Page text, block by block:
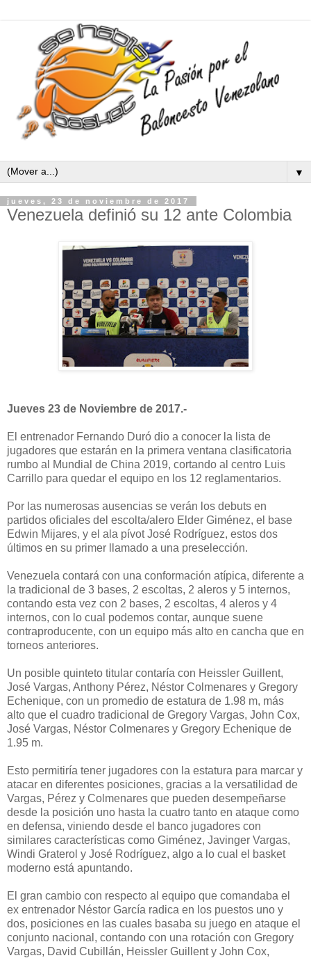
▼
jueves, 23 de noviembre de 2017
Venezuela definió su 12 ante Colombia
Jueves 23 de Noviembre de 2017.-
El entrenador Fernando Duró dio a conocer la lista de
jugadores que estarán en la primera ventana clasificatoria
rumbo al Mundial de China 2019, cortando al centro Luis
Carrillo para quedar el equipo en los 12 reglamentarios.
Por las numerosas ausencias se verán los debuts en
partidos oficiales del escolta/alero Elder Giménez, el base
Edwin Mijares, y el ala pívot José Rodríguez, estos dos
últimos en su primer llamado a una preselección.
Venezuela contará con una conformación atípica, diferente a
la tradicional de 3 bases, 2 escoltas, 2 aleros y 5 internos,
contando esta vez con 2 bases, 2 escoltas, 4 aleros y 4
internos, con lo cual podemos contar, aunque suene
contraproducente, con un equipo más alto en cancha que en
torneos anteriores.
Un posible quinteto titular contaría con Heissler Guillent,
José Vargas, Anthony Pérez, Néstor Colmenares y Gregory
Echenique, con un promedio de estatura de 1.98 m, más
alto que el cuadro tradicional de Gregory Vargas, John Cox,
José Vargas, Néstor Colmenares y Gregory Echenique de
1.95 m.
Esto permitiría tener jugadores con la estatura para marcar y
atacar en diferentes posiciones, gracias a la versatilidad de
Vargas, Pérez y Colmenares que pueden desempeñarse
desde la posición uno hasta la cuatro tanto en ataque como
en defensa, viniendo desde el banco jugadores con
similares características como Giménez, Javinger Vargas,
Windi Graterol y José Rodríguez, algo a lo cual el basket
moderno está apuntando.
El gran cambio con respecto al equipo que comandaba el
ex entrenador Néstor García radica en los puestos uno y
dos, posiciones en las cuales basaba su juego en ataque el
conjunto nacional, contando con una rotación con Gregory
Vargas, David Cubillán, Heissler Guillent y John Cox,